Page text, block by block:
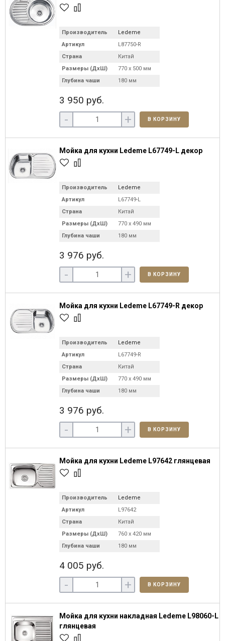
Производитель
Ledeme
Артикул
L87750-R
Страна
Китай
Размеры (ДхШ)
770 х 500 мм
Глубина чаши
180 мм
3 950 руб.
- + В КОРЗИНУ
Мойка для кухни Ledeme L67749-L декор
Производитель
Ledeme
Артикул
L67749-L
Страна
Китай
Размеры (ДхШ)
770 х 490 мм
Глубина чаши
180 мм
3 976 руб.
- + В КОРЗИНУ
Мойка для кухни Ledeme L67749-R декор
Производитель
Ledeme
Артикул
L67749-R
Страна
Китай
Размеры (ДхШ)
770 х 490 мм
Глубина чаши
180 мм
3 976 руб.
- + В КОРЗИНУ
Мойка для кухни Ledeme L97642 глянцевая
Производитель
Ledeme
Артикул
L97642
Страна
Китай
Размеры (ДхШ)
760 х 420 мм
Глубина чаши
180 мм
4 005 руб.
- + В КОРЗИНУ
Мойка для кухни накладная Ledeme L98060-L
глянцевая